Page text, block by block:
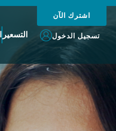
التسعير
اشترك الآن
تسجيل الدخول